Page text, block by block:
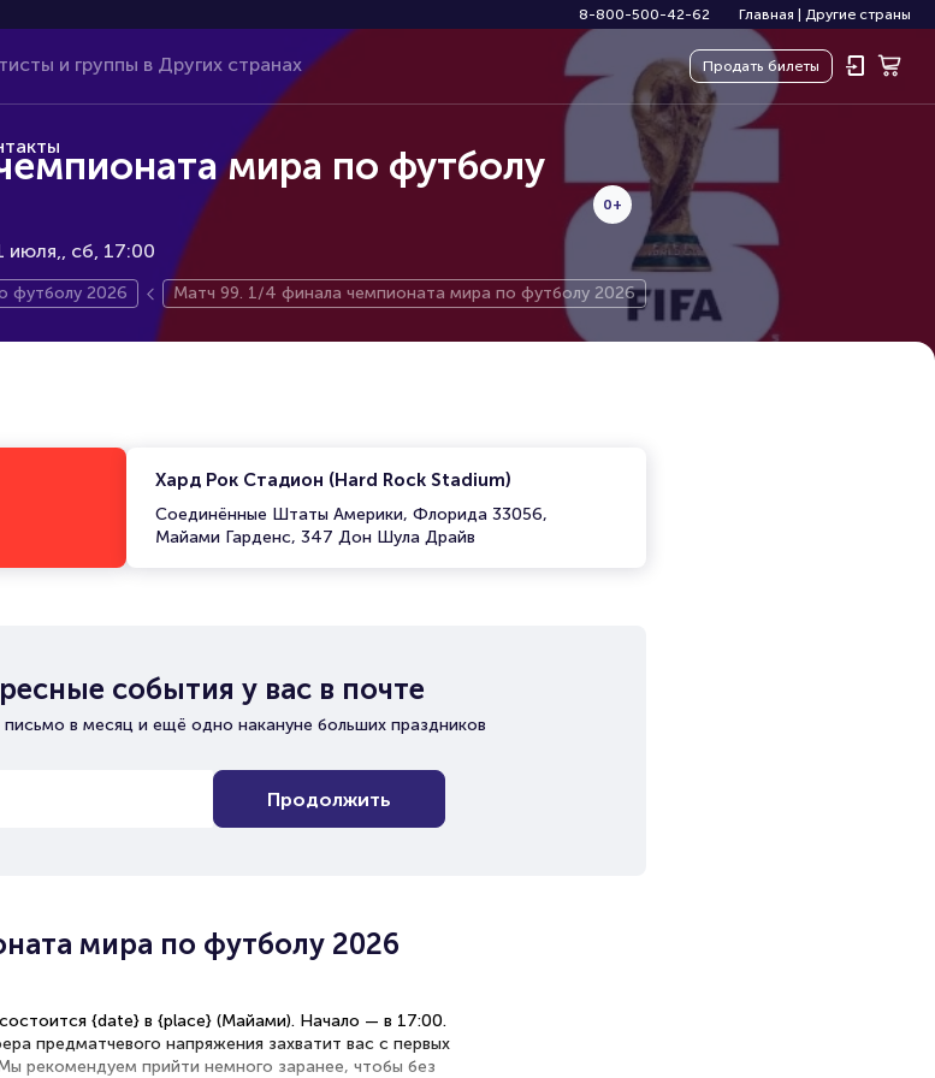
8-800-500-42-62 Главная Другие страны
Продать билеты
мира по футболу
июля,
0+
сб, 17:00
футболу 2026 Матч 99. 1/4 финала чемпионата мира по футболу 2026
Хард Рок Стадион (Hard Rock Stadium)
Соединённые Штаты Америки, Флорида 33056,
Майами Гарденс, 347 Дон Шула Драйв
события у вас в почте
в месяц и ещё одно накануне больших праздников
Продолжить
мира по футболу 2026
{date} в {place} (Майами). Начало — в 17:00.
предматчевого напряжения захватит вас с первых
рекомендуем прийти немного заранее, чтобы без